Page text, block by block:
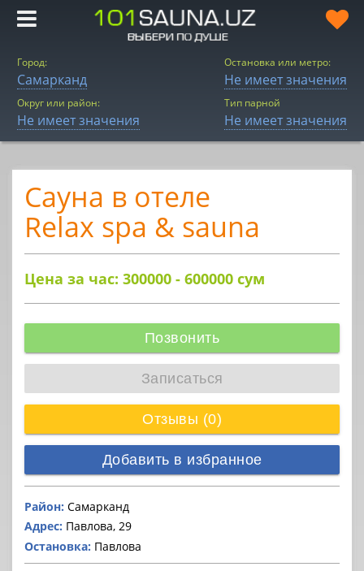
Город:
Самарканд
Округ или район:
Не имеет значения
Остановка или метро:
Не имеет значения
Тип парной
Не имеет значения
Сауна в отеле
Relax spa & sauna
Цена за час: 300000 - 600000 сум
Позвонить
Записаться
Отзывы (0)
Добавить в избранное
Район: Самарканд
Адрес: Павлова, 29
Остановка: Павлова